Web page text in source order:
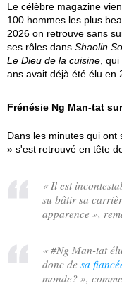
Le célèbre magazine
100 hommes les plus
2026 on retrouve sans
ses rôles dans Shaolin
Le Dieu de la cuisine ,
ans avait déjà été élu en
Frénésie Ng Man-tat
Dans les minutes qui
» s'est retrouvé en tête
« Il est
su bâtir sa
apparence »,
« #Ng Man-tat
donc de sa
monde? »,